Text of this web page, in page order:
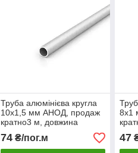
Труба алюмінієва кругла
10х1,5 мм АНОД, продаж
кратно3 м, довжина
виробу 6м
74₴/пог.м
8х1
47